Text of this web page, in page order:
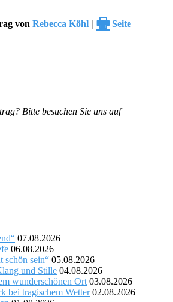
von Rebecca Köhl | 🖶 Seite
Bitte besuchen Sie uns auf
07.08.2026
06.08.2026
schön sein“ 05.08.2026
und Stille 04.08.2026
wunderschönen Ort 03.08.2026
bei tragischem Wetter 02.08.2026